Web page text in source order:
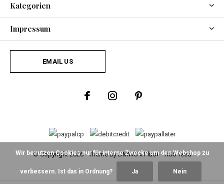
Kategorien
Impressum
EMAIL US
© Copyright2026- Theme ByDMWSxPlus+-RSS feed
Wir benutzen Cookies nur für interne Zwecke um den Webshop zu
verbessern. Ist das in Ordnung? Ja Nein